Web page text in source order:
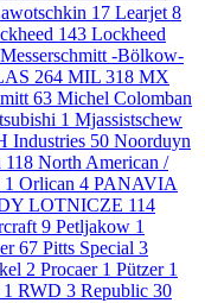
17 Learjet 8
143 Lockheed
-Bölkow-
264 MIL 318 MX
63 Michel Colomban
1 Mjassistschew
Industries 50 Noorduyn
118 North American /
1 Orlican 4 PANAVIA
LOTNICZE 114
9 Petljakow 1
67 Pitts Special 3
2 Procaer 1 Pützer 1
1 RWD 3 Republic 30